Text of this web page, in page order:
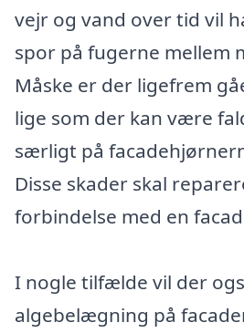
vejr og vand over tid vil
spor på fugerne mellem
Måske er der ligefrem
lige som der kan være
særligt på
Disse skader skal
forbindelse med en
I nogle tilfælde vil der
algebelægning på